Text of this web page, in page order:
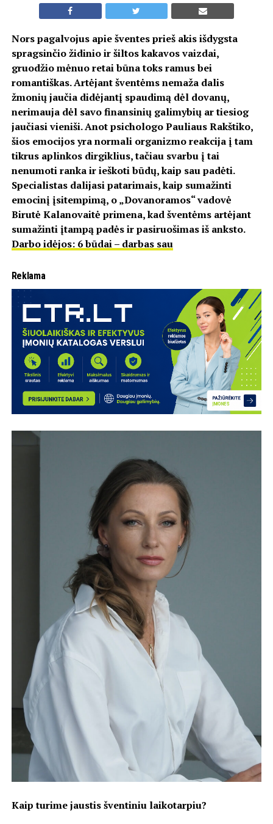
Nors pagalvojus apie šventes prieš akis išdygsta
spragsinčio židinio ir šiltos kakavos vaizdai,
gruodžio mėnuo retai būna toks ramus bei
romantiškas. Artėjant šventėms nemaža dalis
žmonių jaučia didėjantį spaudimą dėl dovanų,
nerimauja dėl savo finansinių galimybių ar tiesiog
jaučiasi vieniši. Anot psichologo Pauliaus Rakštiko,
šios emocijos yra normali organizmo reakcija į tam
tikrus aplinkos dirgiklius, tačiau svarbu į tai
nenumoti ranka ir ieškoti būdų, kaip sau padėti.
Specialistas dalijasi patarimais, kaip sumažinti
emocinį įsitempimą, o „Dovanoramos“ vadovė
Birutė Kalanovaitė primena, kad šventėms artėjant
sumažinti įtampą padės ir pasiruošimas iš anksto.
Darbo idėjos: 6 būdai – darbas sau
Reklama
Kaip turime jaustis šventiniu laikotarpiu?